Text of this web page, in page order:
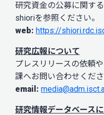
研究資金の公募に関す
shioriを参照ください。
web: https://
研究広報について
プレスリリースの依頼
課へお問い合わせくださ
email:
研究情報データベース